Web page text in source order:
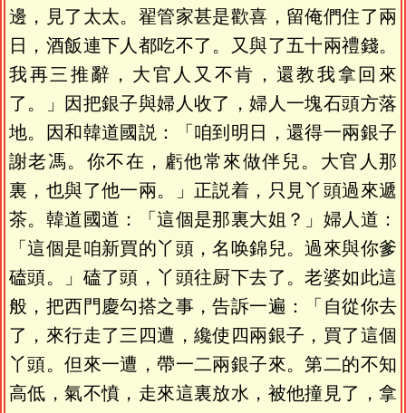
邊，見了太太。翟管家甚是歡喜，留俺們住了兩
日，酒飯連下人都吃不了。又與了五十兩禮錢。
我再三推辭，大官人又不肯，還教我拿回來
了。」因把銀子與婦人收了，婦人一塊石頭方落
地。因和韓道國説：「咱到明日，還得一兩銀子
謝老馮。你不在，虧他常來做伴兒。大官人那
裏，也與了他一兩。」正説着，只見丫頭過來遞
茶。韓道國道：「這個是那裏大姐？」婦人道：
「這個是咱新買的丫頭，名唤錦兒。過來與你爹
磕頭。」磕了頭，丫頭往厨下去了。老婆如此這
般，把西門慶勾搭之事，告訴一遍：「自從你去
了，來行走了三四遭，纔使四兩銀子，買了這個
丫頭。但來一遭，帶一二兩銀子來。第二的不知
高低，氣不憤，走來這裏放水，被他撞見了，拿